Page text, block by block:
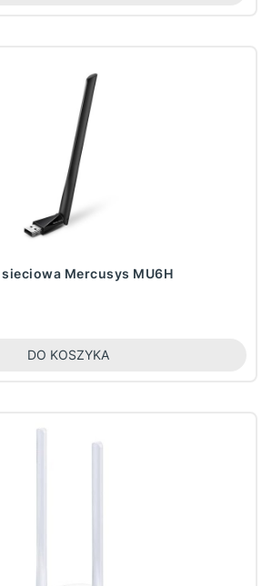
sieciowa Mercusys MU6H
DO KOSZYKA